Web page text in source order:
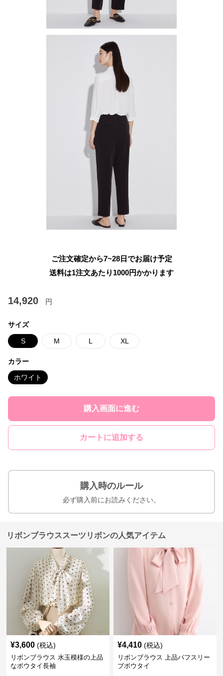
ご注文確定から7~28日でお届け予定
送料は1注文あたり 1000円かかります
14,920 円
サイズ
S M L XL
カラー
ホワイト
購入画面に進む
カートに追加する
購入時のルール
必ず購入前にお読みください。
リボンブラウススーツリボンの人気アイテム
¥3,600 (税込)
リボンブラウス 水玉模様の上品
なボウタイ長袖
¥4,410 (税込)
リボンブラウス 上品パフスリー
ブボウタイ